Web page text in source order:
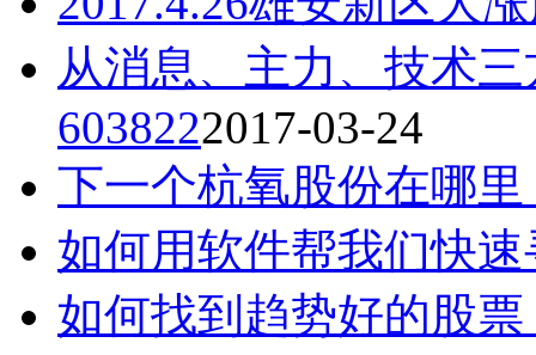
从消息、主力、技术
6038222017-03-24
下一个杭氧股份在哪里
如何用软件帮我们快
如何找到趋势好的股